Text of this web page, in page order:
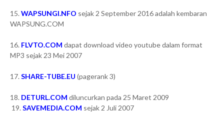
15.WAPSUNGI.NFO sejak 2 September 2016 adalah kembaran
WAPSUNG.COM
16. FLVTO.COM dapat download video youtube dalam format
MP3 sejak 23 Mei 2007
17.SHARE-TUBE.EU (pagerank 3)
18. DETURL.COM diluncurkan pada 25 Maret 2009
19.SAVEMEDIA.COM sejak 2 Juli 2007